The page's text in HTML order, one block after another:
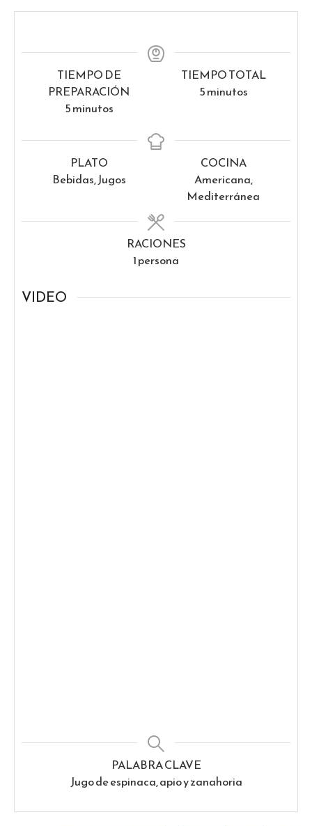
TIEMPO DE
PREPARACIÓN
5minutos
minutos
TIEMPO TOTAL
5minutos
minutos
PLATO
Bebidas, Jugos
COCINA
Americana,
Mediterránea
RACIONES
1persona
VIDEO
PALABRA CLAVE
Jugo de espinaca, apio y zanahoria